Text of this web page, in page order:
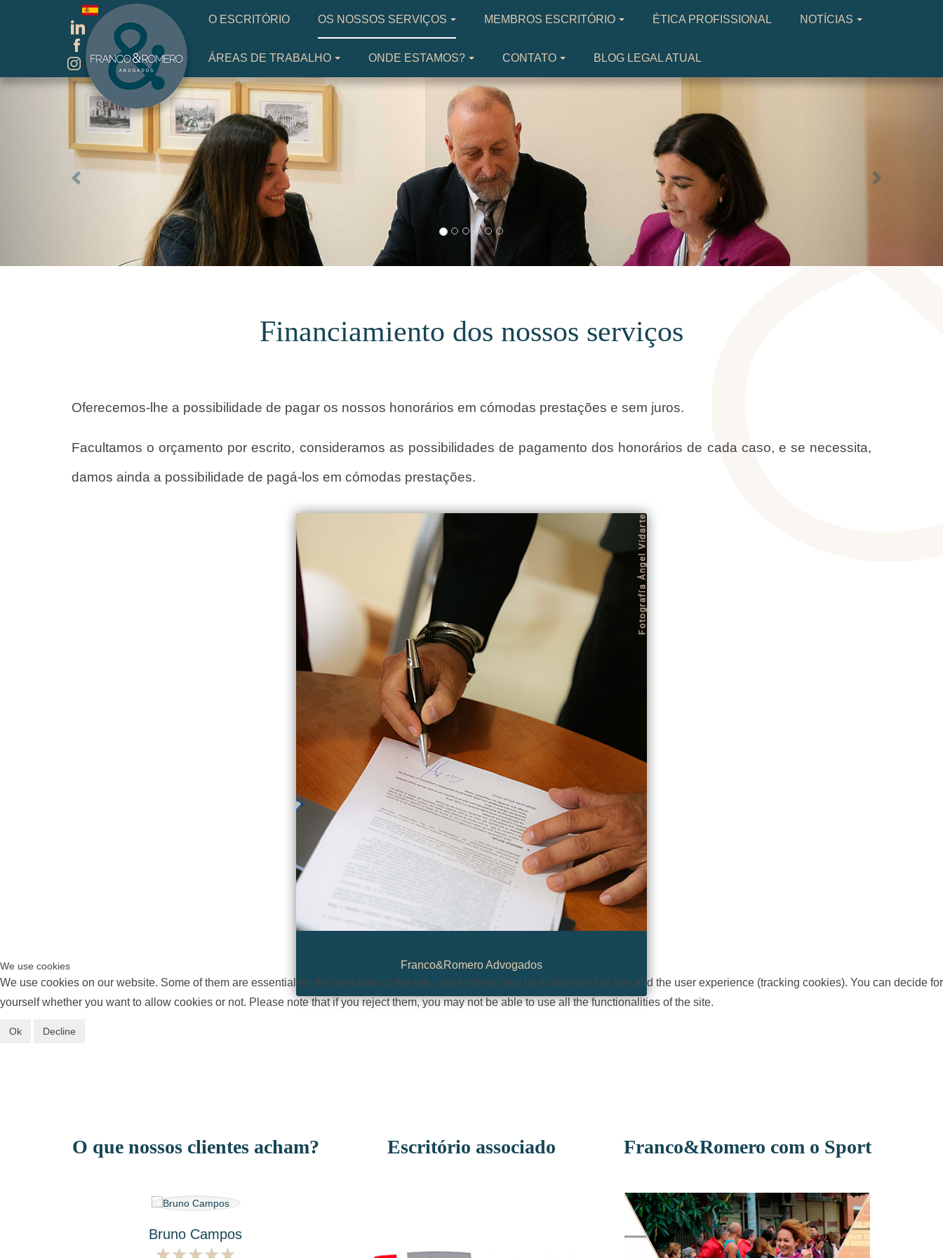
Escolha o seu idioma
O ESCRITÓRIO
OS NOSSOS SERVIÇOS MEMBROS ESCRITÓRIO ÉTICA PROFISSIONAL NOTÍCIAS
ÁREAS DE TRABALHO ONDE ESTAMOS? CONTATO BLOG LEGAL ATUAL
Financiamiento dos nossos serviços
Oferecemos-lhe a possibilidade de pagar os nossos honorários em cómodas prestações e sem juros.
Facultamos o orçamento por escrito, consideramos as possibilidades de pagamento dos honorários de cada caso, e se necessita,
damos ainda a possibilidade de pagá-los em cómodas prestações.
Franco&Romero Advogados
O que nossos clientes acham?
Bruno Campos
Dadyanes Valenzuela
Escritório associado Franco&Romero com o Sport
We use cookies
We use cookies on our website. Some of them are essential for the operation of the site, while others help us to improve this site and the user experience (tracking cookies). You can decide for
yourself whether you want to allow cookies or not. Please note that if you reject them, you may not be able to use all the functionalities of the site.
Ok Decline